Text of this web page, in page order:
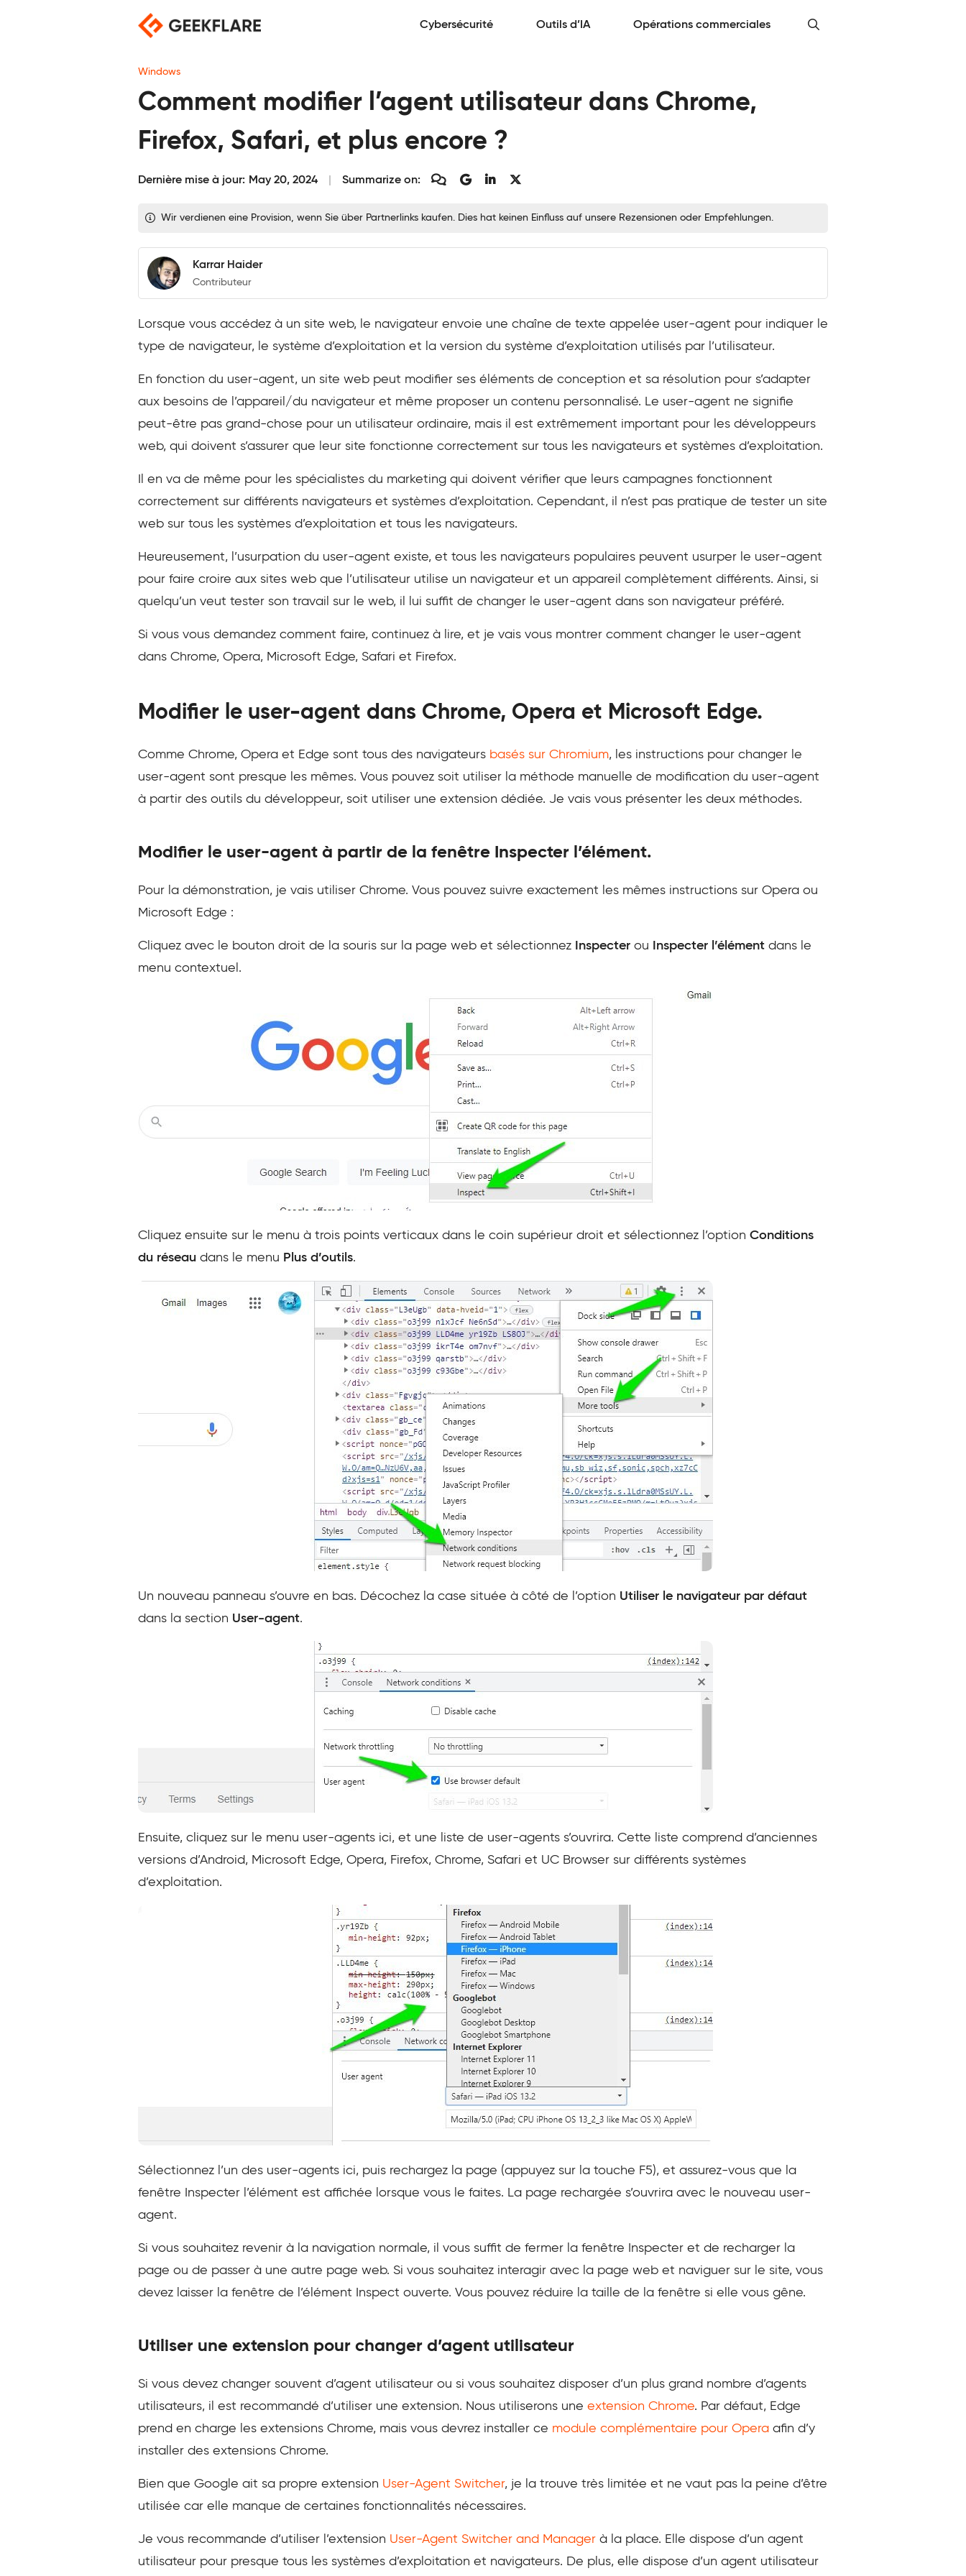
Cybersécurité Outils d’IA Opérations commerciales
Windows
Comment modifier l’agent utilisateur dans Chrome,
Firefox, Safari, et plus encore ?
Dernière mise à jour: May 20, 2024 Summarize on:
Wir verdienen eine Provision, wenn Sie über Partnerlinks kaufen. Dies hat keinen Einfluss auf unsere Rezensionen oder Empfehlungen.
Karrar Haider
Contributeur
Lorsque vous accédez à un site web, le navigateur envoie une chaîne de texte appelée user-agent pour indiquer le
type de navigateur, le système d’exploitation et la version du système d’exploitation utilisés par l’utilisateur.
En fonction du user-agent, un site web peut modifier ses éléments de conception et sa résolution pour s’adapter
aux besoins de l’appareil/du navigateur et même proposer un contenu personnalisé. Le user-agent ne signifie
peut-être pas grand-chose pour un utilisateur ordinaire, mais il est extrêmement important pour les développeurs
web, qui doivent s’assurer que leur site fonctionne correctement sur tous les navigateurs et systèmes d’exploitation.
Il en va de même pour les spécialistes du marketing qui doivent vérifier que leurs campagnes fonctionnent
correctement sur différents navigateurs et systèmes d’exploitation. Cependant, il n’est pas pratique de tester un site
web sur tous les systèmes d’exploitation et tous les navigateurs.
Heureusement, l’usurpation du user-agent existe, et tous les navigateurs populaires peuvent usurper le user-agent
pour faire croire aux sites web que l’utilisateur utilise un navigateur et un appareil complètement différents. Ainsi, si
quelqu’un veut tester son travail sur le web, il lui suffit de changer le user-agent dans son navigateur préféré.
Si vous vous demandez comment faire, continuez à lire, et je vais vous montrer comment changer le user-agent
dans Chrome, Opera, Microsoft Edge, Safari et Firefox.
Modifier le user-agent dans Chrome, Opera et Microsoft Edge.
Comme Chrome, Opera et Edge sont tous des navigateurs basés sur Chromium, les instructions pour changer le
user-agent sont presque les mêmes. Vous pouvez soit utiliser la méthode manuelle de modification du user-agent
à partir des outils du développeur, soit utiliser une extension dédiée. Je vais vous présenter les deux méthodes.
Modifier le user-agent à partir de la fenêtre Inspecter l’élément.
Pour la démonstration, je vais utiliser Chrome. Vous pouvez suivre exactement les mêmes instructions sur Opera ou
Microsoft Edge :
Cliquez avec le bouton droit de la souris sur la page web et sélectionnez Inspecter ou Inspecter l’élément dans le
menu contextuel.
Cliquez ensuite sur le menu à trois points verticaux dans le coin supérieur droit et sélectionnez l’option Conditions
du réseau dans le menu Plus d’outils.
Un nouveau panneau s’ouvre en bas. Décochez la case située à côté de l’option Utiliser le navigateur par défaut
dans la section User-agent.
Ensuite, cliquez sur le menu user-agents ici, et une liste de user-agents s’ouvrira. Cette liste comprend d’anciennes
versions d’Android, Microsoft Edge, Opera, Firefox, Chrome, Safari et UC Browser sur différents systèmes
d’exploitation.
Sélectionnez l’un des user-agents ici, puis rechargez la page (appuyez sur la touche F5), et assurez-vous que la
fenêtre Inspecter l’élément est affichée lorsque vous le faites. La page rechargée s’ouvrira avec le nouveau user-
agent.
Si vous souhaitez revenir à la navigation normale, il vous suffit de fermer la fenêtre Inspecter et de recharger la
page ou de passer à une autre page web. Si vous souhaitez interagir avec la page web et naviguer sur le site, vous
devez laisser la fenêtre de l’élément Inspect ouverte. Vous pouvez réduire la taille de la fenêtre si elle vous gêne.
Utiliser une extension pour changer d’agent utilisateur
Si vous devez changer souvent d’agent utilisateur ou si vous souhaitez disposer d’un plus grand nombre d’agents
utilisateurs, il est recommandé d’utiliser une extension. Nous utiliserons une extension Chrome. Par défaut, Edge
prend en charge les extensions Chrome, mais vous devrez installer ce module complémentaire pour Opera afin d’y
installer des extensions Chrome.
Bien que Google ait sa propre extension User-Agent Switcher, je la trouve très limitée et ne vaut pas la peine d’être
utilisée car elle manque de certaines fonctionnalités nécessaires.
Je vous recommande d’utiliser l’extension User-Agent Switcher and Manager à la place. Elle dispose d’un agent
utilisateur pour presque tous les systèmes d’exploitation et navigateurs. De plus, elle dispose d’un agent utilisateur